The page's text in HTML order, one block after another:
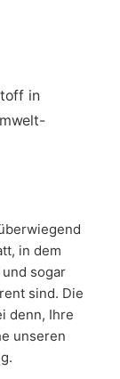
in
in dem
sogar
sind. Die
denn, Ihre
unseren